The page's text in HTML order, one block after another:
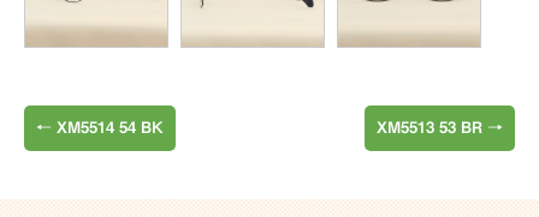
← XM5514 54 BK XM5513 53 BR →